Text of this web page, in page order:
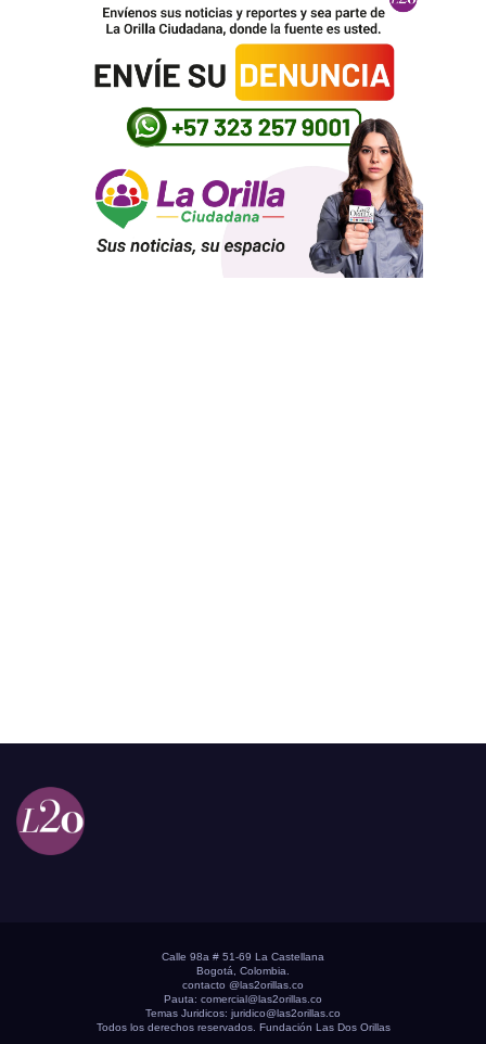
Calle 98a # 51-69 La Castellana
Bogotá, Colombia.
contacto @las2orillas.co
Pauta: comercial@las2orillas.co
Temas Juridicos: juridico@las2orillas.co
Todos los derechos reservados. Fundación Las Dos Orillas